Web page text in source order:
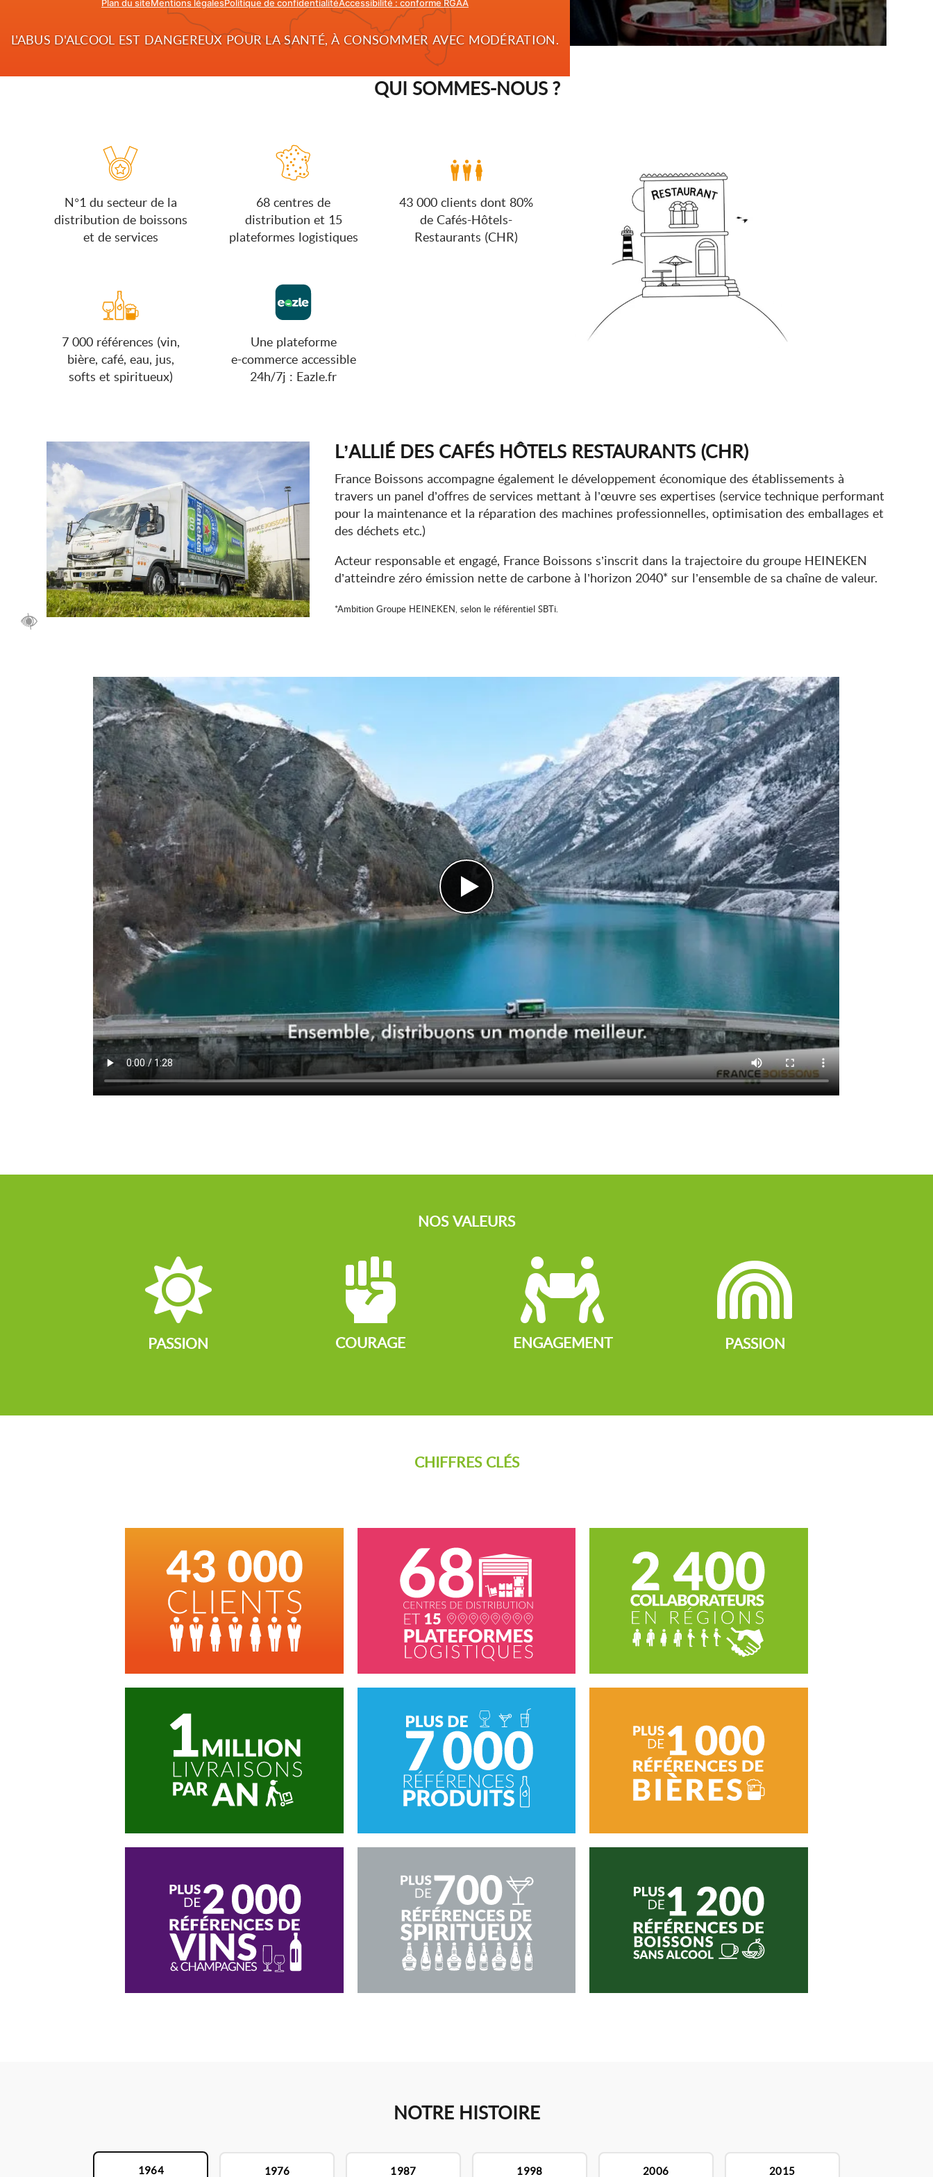
Plan du siteMentions légalesPolitique de confidentialitéAccessibilité : conforme RGAA
L'ABUS D'ALCOOL EST DANGEREUX POUR LA SANTÉ, À CONSOMMER AVEC MODÉRATION.
QUI SOMMES-NOUS ?
N°1 du secteur de la
distribution de boissons
et de services
7 000 références (vin,
bière, café, eau, jus,
softs et spiritueux)
68 centres de
distribution et 15
plateformes logistiques
Une plateforme
e-commerce accessible
24h/7j : Eazle.fr
43 000 clients dont 80%
de Cafés-Hôtels-
Restaurants (CHR)
L’ALLIÉ DES CAFÉS HÔTELS RESTAURANTS (CHR)
France Boissons accompagne également le développement économique des établissements à
travers un panel d’offres de services mettant à l’œuvre ses expertises (service technique performant
pour la maintenance et la réparation des machines professionnelles, optimisation des emballages et
des déchets etc.)
Acteur responsable et engagé, France Boissons s’inscrit dans la trajectoire du groupe HEINEKEN
d’atteindre zéro émission nette de carbone à l’horizon 2040* sur l’ensemble de sa chaîne de valeur.
*Ambition Groupe HEINEKEN, selon le référentiel SBTi.
NOS VALEURS

PASSION

COURAGE

ENGAGEMENT

PASSION
CHIFFRES CLÉS
NOTRE HISTOIRE
1964 1976 1987 1998 2006 2015